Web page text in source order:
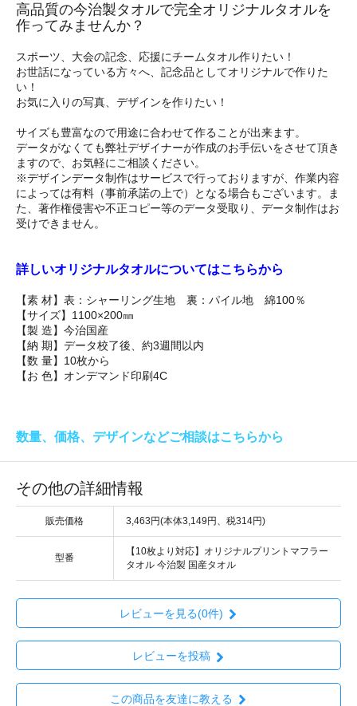
高品質の今治製タオルで完全オリジナルタオルを
作ってみませんか？
スポーツ、大会の記念、応援にチームタオル作りたい！
お世話になっている方々へ、記念品としてオリジナルで作りた
い！
お気に入りの写真、デザインを作りたい！
サイズも豊富なので用途に合わせて作ることが出来ます。
データがなくても弊社デザイナーが作成のお手伝いをさせて頂き
ますので、お気軽にご相談ください。
※デザインデータ制作はサービスで行っておりますが、作業内容
によっては有料（事前承諾の上で）となる場合もございます。ま
た、著作権侵害や不正コピー等のデータ受取り、データ制作はお
受けできません。
詳しいオリジナルタオルについてはこちらから
【素 材】表：シャーリング生地 裏：パイル地 綿100％
【サイズ】1100×200㎜
【製 造】今治国産
【納 期】データ校了後、約3週間以内
【数 量】10枚から
【お 色】オンデマンド印刷4C
数量、価格、デザインなどご相談はこちらから
その他の詳細情報
販売価格 3,463円(本体3,149円、税314円)
型番
【10枚より対応】オリジナルプリントマフラー
タオル 今治製 国産タオル
レビューを見る(0件)
レビューを投稿
この商品を友達に教える